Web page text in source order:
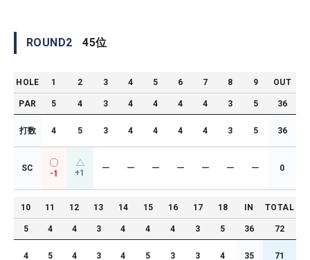
ROUND2 45位
HOLE 1 2 3 4 5 6 7 8 9 OUT
PAR 5 4 3 4 4 4 4 3 5 36
打数 4 5 3 4 4 4 4 3 5 36
SC
-1 +1 ー ー ー ー ー ー ー 0
10 11 12 13 14 15 16 17 18 IN TOTAL
5 4 4 3 4 4 4 3 5 36 72
4 5 4 3 4 5 3 3 4 35 71